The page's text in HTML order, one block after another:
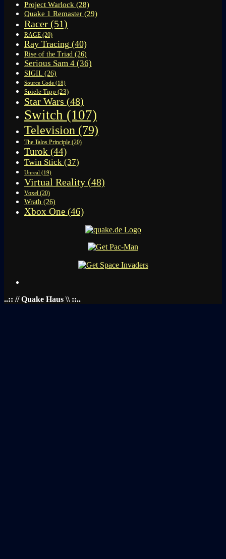
Project Warlock (28)
Quake 1 Remaster (29)
Racer (51)
RAGE (20)
Ray Tracing (40)
Rise of the Triad (26)
Serious Sam 4 (36)
SIGIL (26)
Source Code (18)
Spiele Tipp (23)
Star Wars (48)
Switch (107)
Television (79)
The Talos Principle (20)
Turok (44)
Twin Stick (37)
Unreal (19)
Virtual Reality (48)
Voxel (20)
Wrath (26)
Xbox One (46)
..:: // Quake Haus \\ ::..